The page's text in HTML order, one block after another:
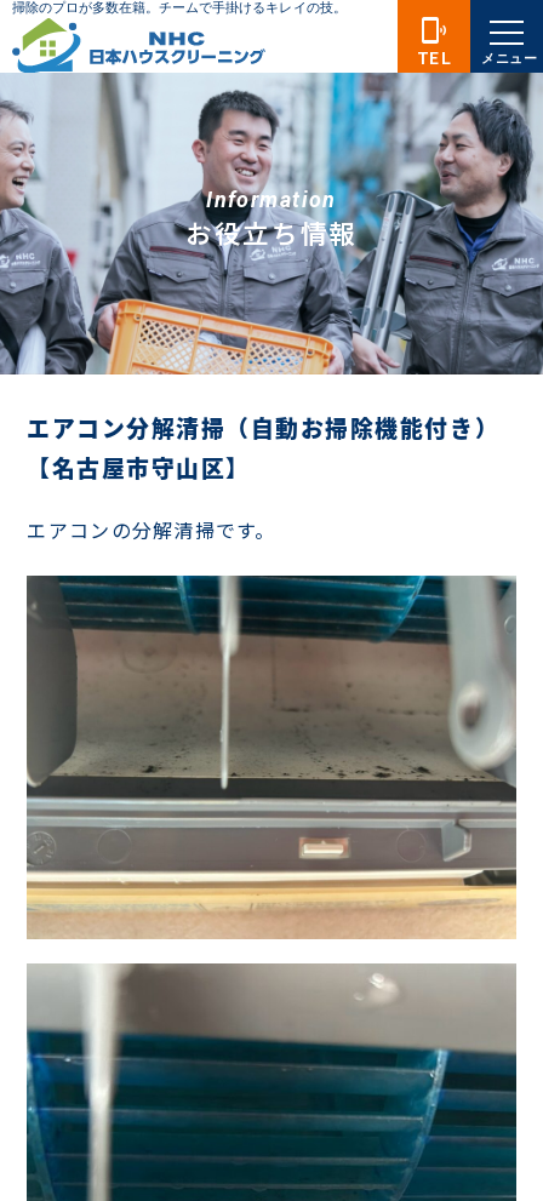
Information
お役立ち情報
エアコン分解清掃（自動お掃除機能付き）
【名古屋市守山区】
エアコンの分解清掃です。
phonelink_ring
TEL メニュー